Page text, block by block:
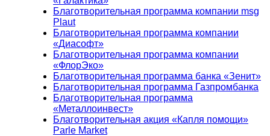
Благотворительная программа компании msg
Plaut
Благотворительная программа компании
«Диасофт»
Благотворительная программа компании
«ФлорЭко»
Благотворительная программа банка «Зенит»
Благотворительная программа Газпромбанка
Благотворительная программа
«Металлоинвест»
Благотворительная акция «Капля помощи»
Parle Market